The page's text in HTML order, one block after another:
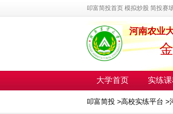
叩富简投首页 模拟炒股 简投赛
河南农业
大学首页 实练
叩富简投 >高校实练平台 >